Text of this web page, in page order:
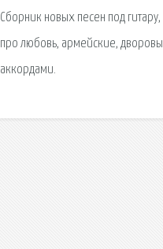
Сборник новых песен под
про любовь, армейские,
аккордами.